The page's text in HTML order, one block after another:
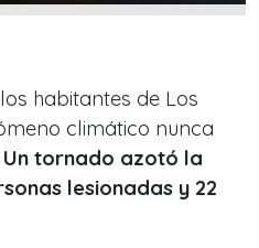
habitantes de Los
climático nunca
Un tornado azotó la
lesionadas y 22